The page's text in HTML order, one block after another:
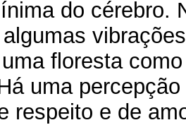
do cérebro.
floresta
uma
respeito e de